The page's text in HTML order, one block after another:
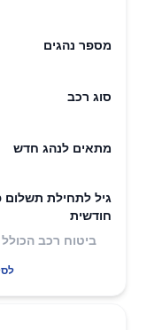
מספר נהגים
סוג רכב
מתאים לנהג חדש
גיל לתחילת תשלום
חודשית
ביטוח רכב הכולל